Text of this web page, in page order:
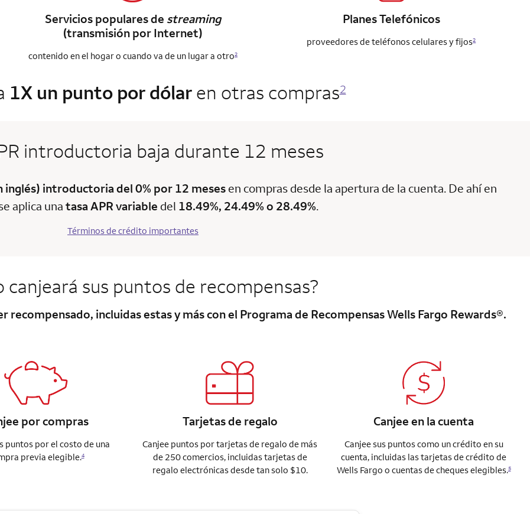
Servicios populares de streaming
(transmisión por Internet)
contenido en el hogar o cuando va de un lugar a otro2
Planes Telefónicos
proveedores de teléfonos celulares y fijos2
1X un punto por dólaren otras compras2
introductoria baja durante 12 meses
inglés) introductoria del 0% por 12 meses en compras desde la apertura de la cuenta. De ahí en
aplica una tasa APR variable del 18.49%, 24.49% o 28.49%.
Términos de crédito importantes
canjeará sus puntos de recompensas?
recompensado, incluidas estas y más con el Programa de Recompensas Wells Fargo Rewards®.
por compras
puntos por el costo de una
previa elegible.4
Tarjetas de regalo
Canjee puntos por tarjetas de regalo de más
de 250 comercios, incluidas tarjetas de
regalo electrónicas desde tan solo $10.
Canjee en la cuenta
Canjee sus puntos como un crédito en su
cuenta, incluidas las tarjetas de crédito de
Wells Fargo o cuentas de cheques elegibles.5